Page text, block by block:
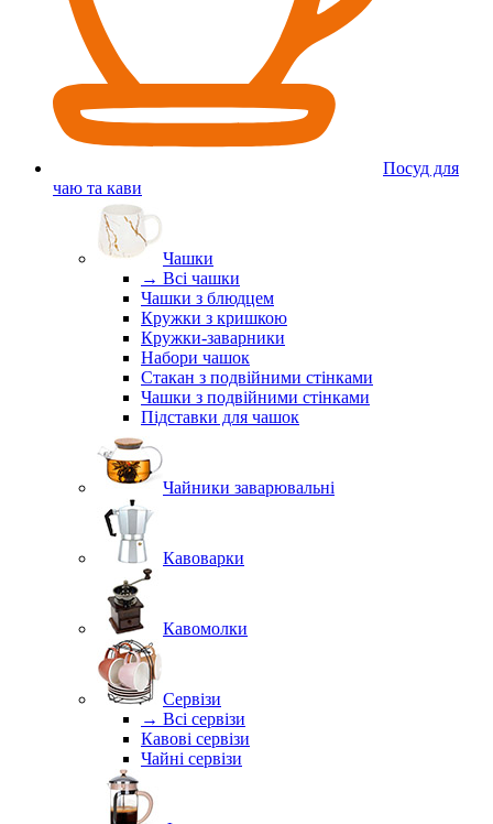
Посуд для
чаю та кави
Чашки
→ Всі чашки
Чашки з блюдцем
Кружки з кришкою
Кружки-заварники
Набори чашок
Стакан з подвійними стінками
Чашки з подвійними стінками
Підставки для чашок
Чайники заварювальні
Кавоварки
Кавомолки
Сервізи
→ Всі сервізи
Кавові сервізи
Чайні сервізи